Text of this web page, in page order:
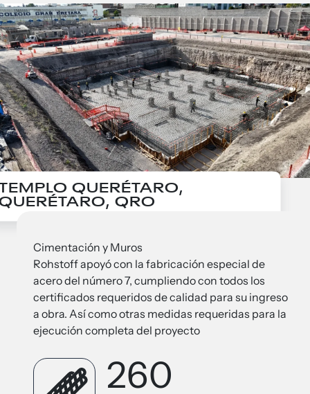
QUERÉTARO,
QRO
Cimentación y Muros
Rohstoff apoyó con la fabricación especial de
acero del número 7, cumpliendo con todos los
certificados requeridos de calidad para su ingreso
a obra. Así como otras medidas requeridas para la
ejecución completa del proyecto
260